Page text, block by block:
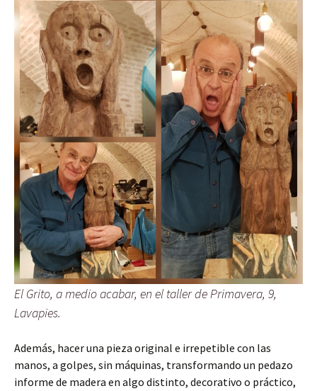
El Grito, a medio acabar, en el taller de Primavera, 9,
Lavapies.
Además, hacer una pieza original e irrepetible con las
manos, a golpes, sin máquinas, transformando un pedazo
informe de madera en algo distinto, decorativo o práctico,